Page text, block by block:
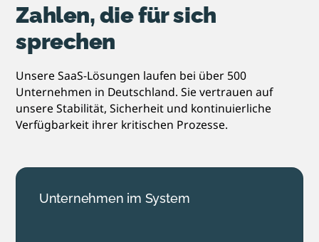
Zahlen, die für sich
sprechen
Unsere SaaS-Lösungen laufen bei über 500
Unternehmen in Deutschland. Sie vertrauen auf
unsere Stabilität, Sicherheit und kontinuierliche
Verfügbarkeit ihrer kritischen Prozesse.
Unternehmen im System